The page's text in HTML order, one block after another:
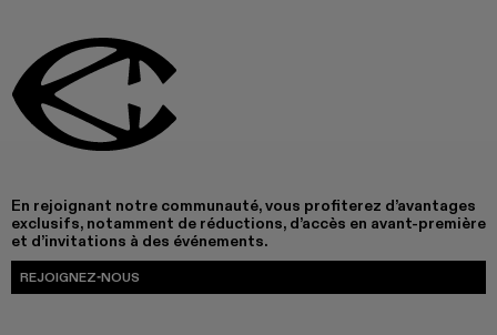
En rejoignant notre communauté, vous profiterez d’avantages
exclusifs, notamment de réductions, d’accès en avant-première
et d’invitations à des événements.
REJOIGNEZ-NOUS